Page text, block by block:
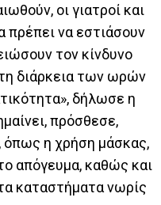
οι γιατροί και
πρέπει να εστιάσουν
τον κίνδυνο
διάρκεια των ωρών
δήλωσε η
πρόσθεσε,
όπως η χρήση μάσκας,
απόγευμα, καθώς και
καταστήματα νωρίς